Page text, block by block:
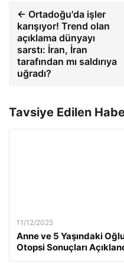
← Ortadoğu'da işler
karışıyor! Trend olan
açıklama dünyayı
sarstı: İran, İran
tarafından mı saldırıya
uğradı?
Tavsiye Edilen
11/12/2025
Anne ve 5 Yaşındaki
Otopsi Sonuçları